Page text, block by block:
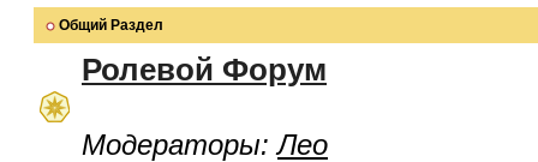
Общий Раздел
Ролевой Форум
Модераторы:Лео